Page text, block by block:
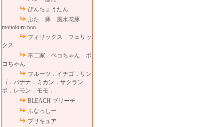
びんちょうたん
ぶた 豚 風水花豚
monokuro boo
フィリックス フェリッ
クス
不二家 ペコちゃん ポ
コちゃん
フルーツ．イチゴ．リン
ゴ．バナナ．ミカン．サクラン
ボ．レモン．モモ．
BLEACH ブリーチ
ふなっしー
プリキュア